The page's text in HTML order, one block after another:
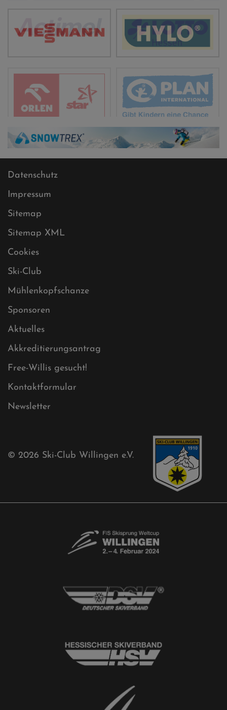
Datenschutz
Impressum
Sitemap
Sitemap XML
Cookies
Ski-Club
Mühlenkopfschanze
Sponsoren
Aktuelles
Ski-Club Willingen e.V.